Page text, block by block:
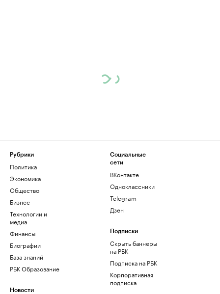
Рубрики
Политика
Экономика
Общество
Бизнес
Технологии и
медиа
Финансы
Биографии
База знаний
РБК Образование
Новости
Социальные
сети
ВКонтакте
Одноклассники
Telegram
Дзен
Подписки
Скрыть баннеры
на РБК
Подписка на РБК
Корпоративная
подписка